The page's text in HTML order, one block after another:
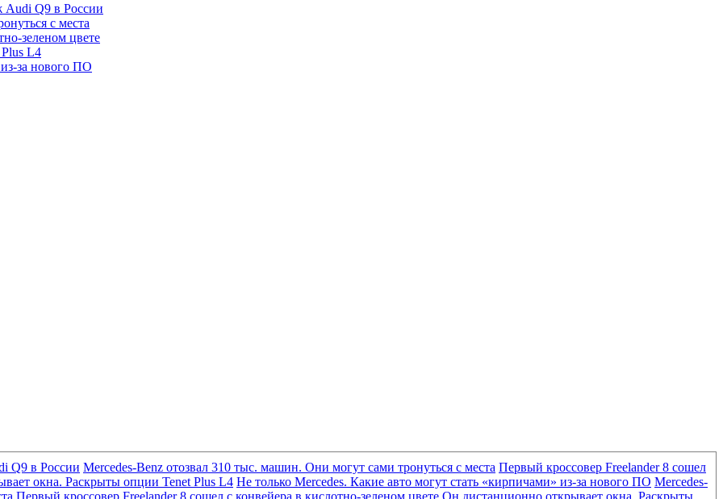
Audi Q9 в России
с места
зеленом цвете
L4
за нового ПО
Q9 в России Mercedes-Benz отозвал 310 тыс. машин. Они могут сами тронуться с места Первый кроссовер Freelander 8 сошел
окна. Раскрыты опции Tenet Plus L4 Не только Mercedes. Какие авто могут стать «кирпичами» из-за нового ПО Mercedes-
Первый кроссовер Freelander 8 сошел с конвейера в кислотно-зеленом цвете Он дистанционно открывает окна. Раскрыты